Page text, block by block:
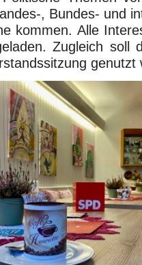
, Bundes- und
kommen. Alle
Zugleich soll
genutzt